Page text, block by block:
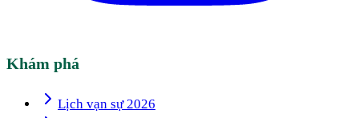
Khám phá
Lịch vạn sự 2026